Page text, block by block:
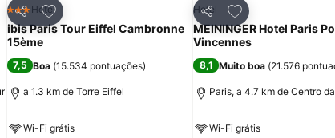
Partilhar
Adicionar aos favoritos
3 Estrelas
Hotel
ibis Paris Tour Eiffel Cambronne
15ème
7,5 Boa (15.534 pontuações)
a 1.3 km de Torre Eiffel
Wi-Fi grátis
Partilhar
Adicionar aos
Hotel
MEININGER Hotel Paris
Vincennes
8,1 Muito boa (21.576
Paris, a 4.7 km de Centro
Wi-Fi grátis